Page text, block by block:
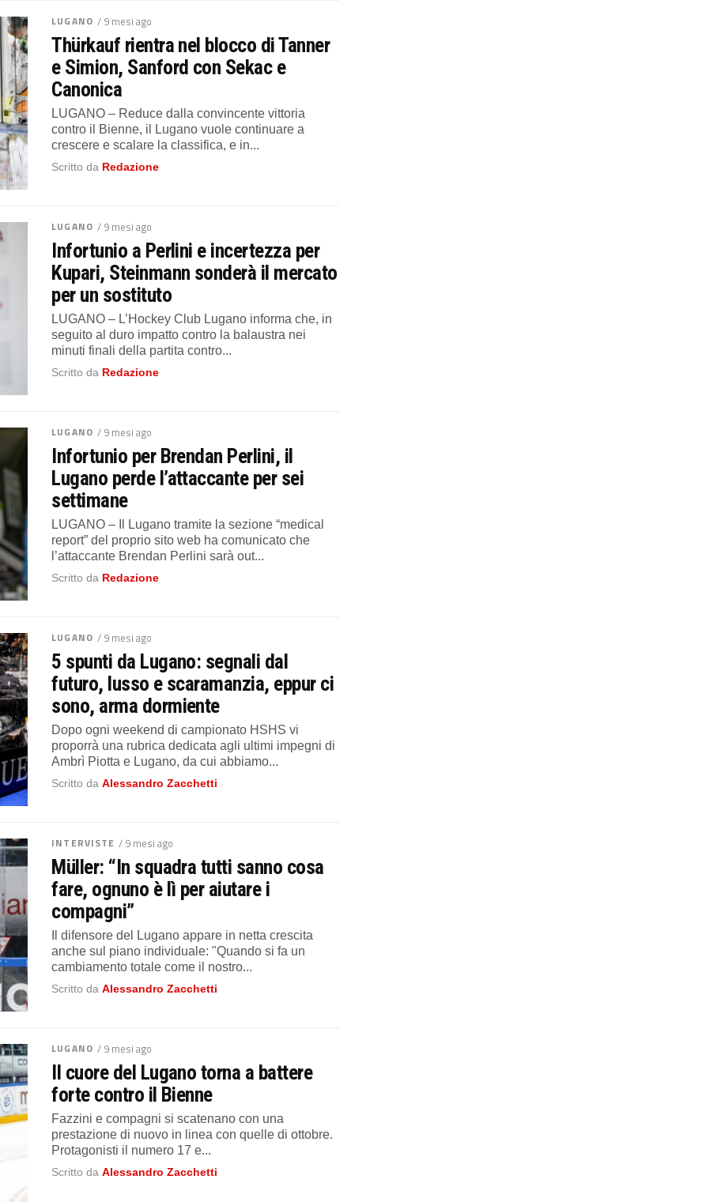
LUGANO / 9 mesi ago
Thürkauf rientra nel blocco di Tanner
e Simion, Sanford con Sekac e
Canonica
LUGANO – Reduce dalla convincente vittoria
contro il Bienne, il Lugano vuole continuare a
crescere e scalare la classifica, e in...
Scritto da Redazione
LUGANO / 9 mesi ago
Infortunio a Perlini e incertezza per
Kupari, Steinmann sonderà il mercato
per un sostituto
LUGANO – L’Hockey Club Lugano informa che, in
seguito al duro impatto contro la balaustra nei
minuti finali della partita contro...
Scritto da Redazione
LUGANO / 9 mesi ago
Infortunio per Brendan Perlini, il
Lugano perde l’attaccante per sei
settimane
LUGANO – Il Lugano tramite la sezione “medical
report” del proprio sito web ha comunicato che
l’attaccante Brendan Perlini sarà out...
Scritto da Redazione
LUGANO / 9 mesi ago
5 spunti da Lugano: segnali dal
futuro, lusso e scaramanzia, eppur ci
sono, arma dormiente
Dopo ogni weekend di campionato HSHS vi
proporrà una rubrica dedicata agli ultimi impegni di
Ambrì Piotta e Lugano, da cui abbiamo...
Scritto daAlessandro Zacchetti
INTERVISTE / 9 mesi ago
Müller: “In squadra tutti sanno cosa
fare, ognuno è lì per aiutare i
compagni”
Il difensore del Lugano appare in netta crescita
anche sul piano individuale: "Quando si fa un
cambiamento totale come il nostro...
Scritto daAlessandro Zacchetti
LUGANO / 9 mesi ago
Il cuore del Lugano torna a battere
forte contro il Bienne
Fazzini e compagni si scatenano con una
prestazione di nuovo in linea con quelle di ottobre.
Protagonisti il numero 17 e...
Scritto daAlessandro Zacchetti